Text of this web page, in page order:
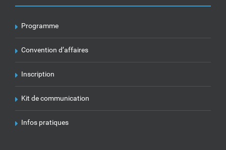
Programme
Convention d’affaires
Inscription
Kit de communication
Infos pratiques